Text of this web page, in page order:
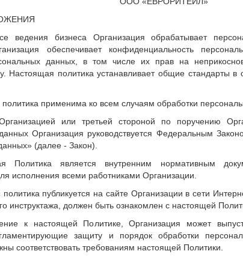
ведения бизнеса Организация обрабатывает
обеспечивает конфиденциальность
данных, в том числе их прав на
Настоящая политика устанавливает общие стандарты в
применима ко всем случаям обработки
или третьей стороной по поручению
Организация руководствуется Федеральным
(далее - Закон).
Политика является внутренним нормативным
исполнения всеми работниками Организации.
публикуется на сайте Организации в сети
инструктажа, должен быть ознакомлен с настоящей
к настоящей Политике, Организация может
защиту и порядок обработки
соответствовать требованиям настоящей Политики.